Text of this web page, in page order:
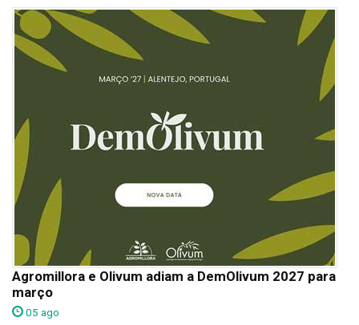
Agromillora e Olivum adiam a DemOlivum 2027 para
março
05 ago